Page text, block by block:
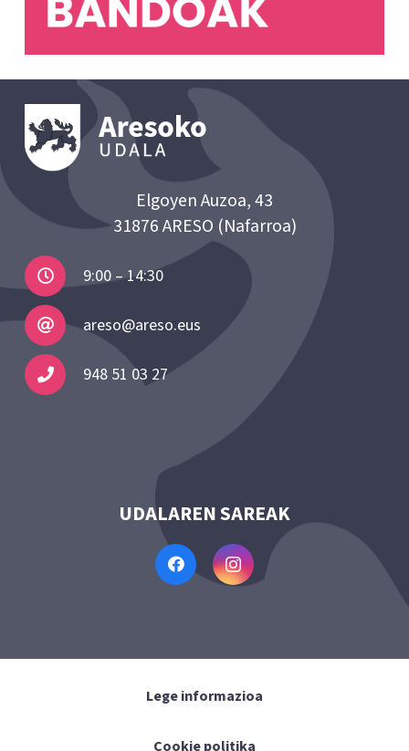
Elgoyen Auzoa, 43
31876 ARESO (Nafarroa)
9:00 – 14:30
areso@areso.eus
948 51 03 27
UDALAREN SAREAK
Lege informazioa
Cookie politika